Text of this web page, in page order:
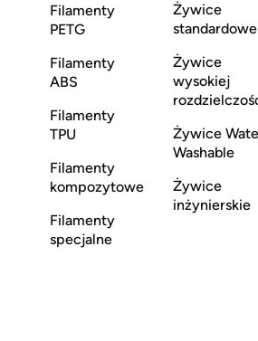
Filamenty
PETG
Filamenty
ABS
Filamenty
TPU
Filamenty
kompozytowe
Filamenty
specjalne
Żywice
standardowe
Żywice
wysokiej
Żywice
Washable
Żywice
inżynierskie